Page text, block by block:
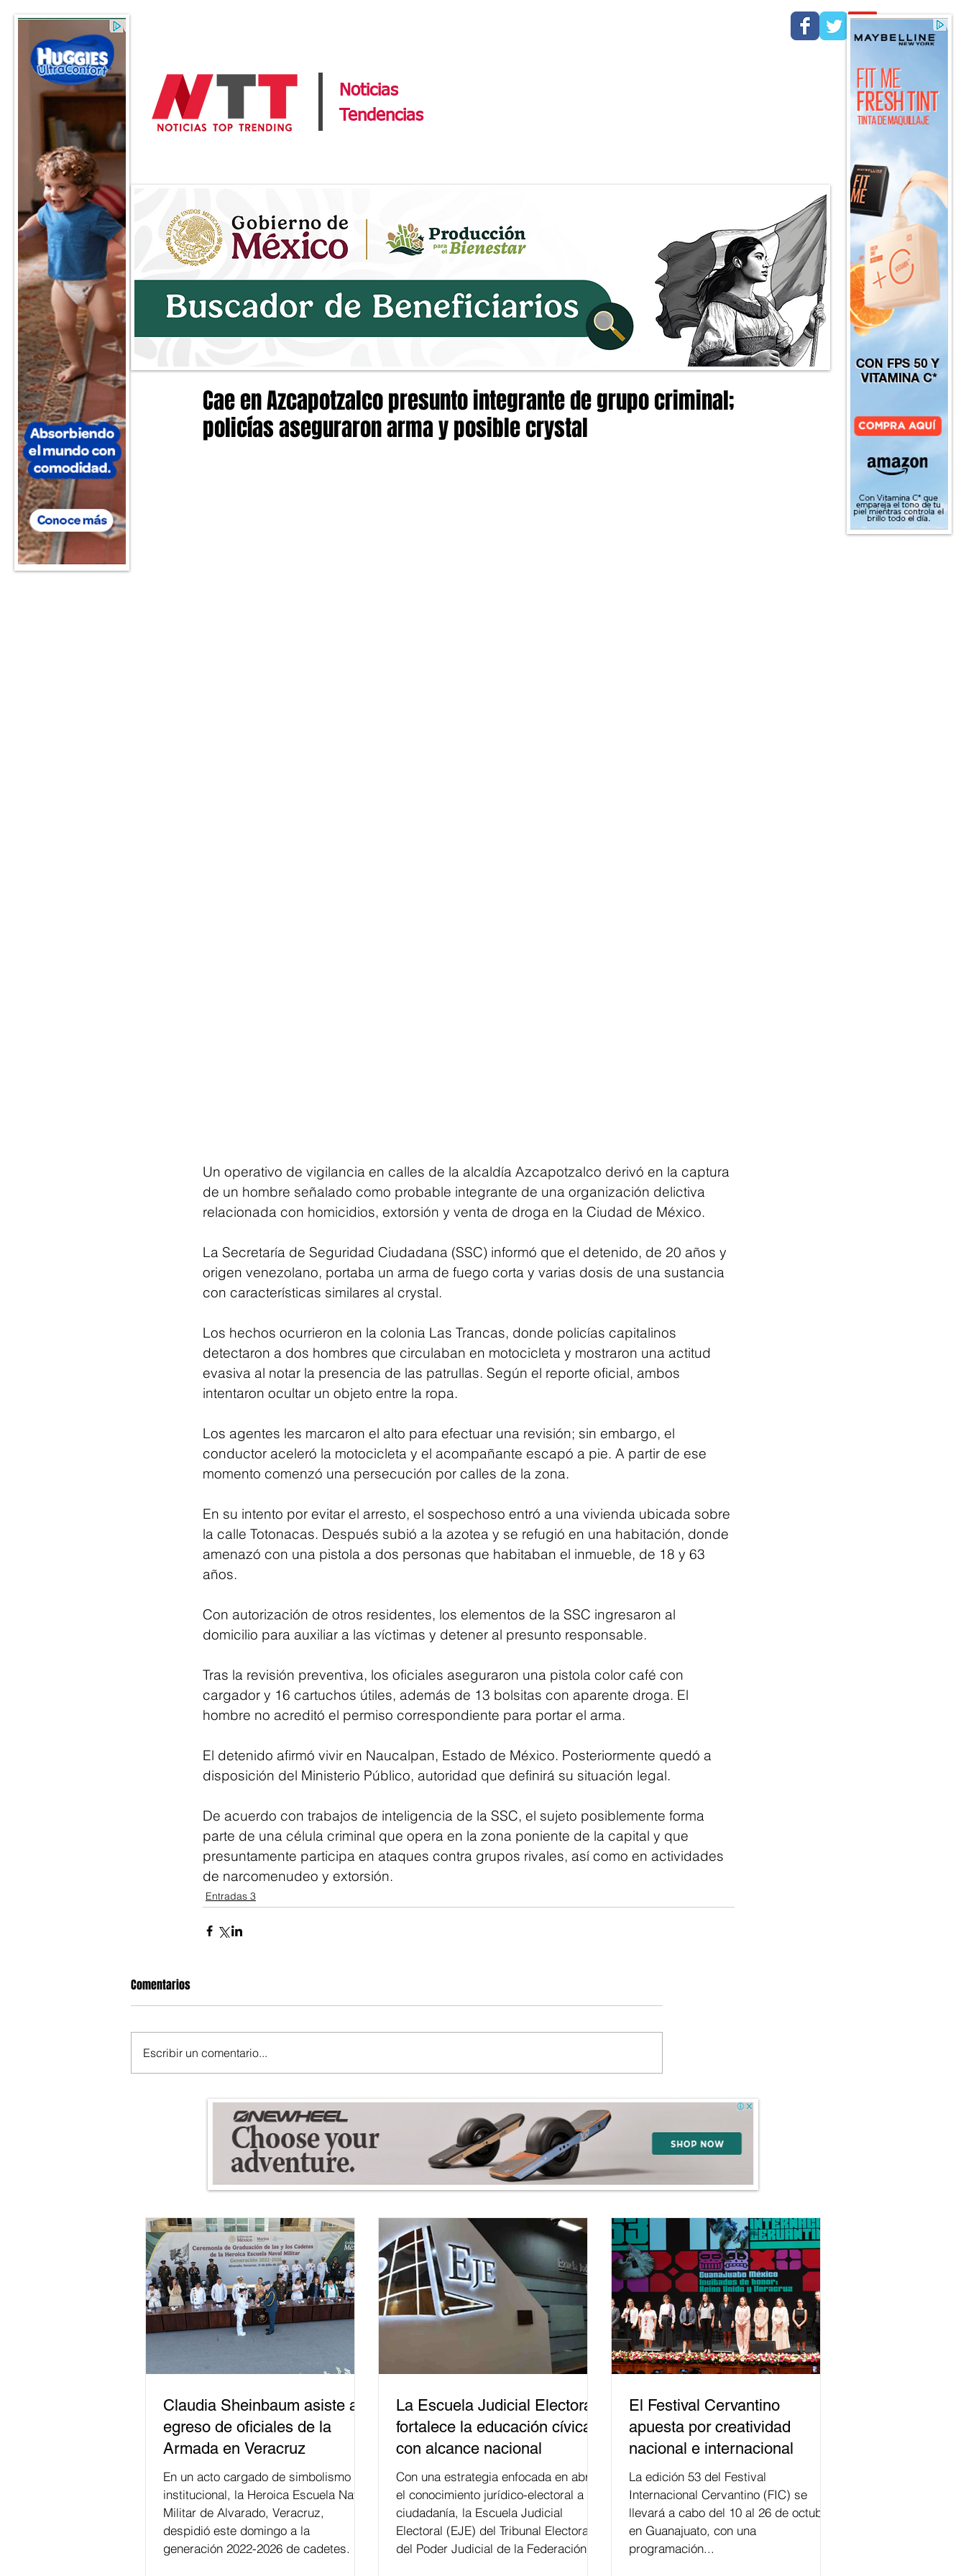
Noticias
Tendencias
Cae en Azcapotzalco presunto integrante de grupo criminal;
policías aseguraron arma y posible crystal
Un operativo de vigilancia en calles de la alcaldía Azcapotzalco derivó en la captura
de un hombre señalado como probable integrante de una organización delictiva
relacionada con homicidios, extorsión y venta de droga en la Ciudad de México.
La Secretaría de Seguridad Ciudadana (SSC) informó que el detenido, de 20 años y
origen venezolano, portaba un arma de fuego corta y varias dosis de una sustancia
con características similares al crystal.
Los hechos ocurrieron en la colonia Las Trancas, donde policías capitalinos
detectaron a dos hombres que circulaban en motocicleta y mostraron una actitud
evasiva al notar la presencia de las patrullas. Según el reporte oficial, ambos
intentaron ocultar un objeto entre la ropa.
Los agentes les marcaron el alto para efectuar una revisión; sin embargo, el
conductor aceleró la motocicleta y el acompañante escapó a pie. A partir de ese
momento comenzó una persecución por calles de la zona.
En su intento por evitar el arresto, el sospechoso entró a una vivienda ubicada sobre
la calle Totonacas. Después subió a la azotea y se refugió en una habitación, donde
amenazó con una pistola a dos personas que habitaban el inmueble, de 18 y 63
años.
Con autorización de otros residentes, los elementos de la SSC ingresaron al
domicilio para auxiliar a las víctimas y detener al presunto responsable.
Tras la revisión preventiva, los oficiales aseguraron una pistola color café con
cargador y 16 cartuchos útiles, además de 13 bolsitas con aparente droga. El
hombre no acreditó el permiso correspondiente para portar el arma.
El detenido afirmó vivir en Naucalpan, Estado de México. Posteriormente quedó a
disposición del Ministerio Público, autoridad que definirá su situación legal.
De acuerdo con trabajos de inteligencia de la SSC, el sujeto posiblemente forma
parte de una célula criminal que opera en la zona poniente de la capital y que
presuntamente participa en ataques contra grupos rivales, así como en actividades
de narcomenudeo y extorsión.
Entradas 3
Comentarios
Escribir un comentario...
Claudia Sheinbaum asiste a
egreso de oficiales de la
Armada en Veracruz
En un acto cargado de simbolismo
institucional, la Heroica Escuela Naval
Militar de Alvarado, Veracruz,
despidió este domingo a la
generación 2022-2026 de cadetes.
La Escuela Judicial Electoral
fortalece la educación cívica
con alcance nacional
Con una estrategia enfocada en abrir
el conocimiento jurídico-electoral a la
ciudadanía, la Escuela Judicial
Electoral (EJE) del Tribunal Electoral
del Poder Judicial de la Federación ha
El Festival Cervantino
apuesta por creatividad
nacional e internacional
La edición 53 del Festival
Internacional Cervantino (FIC) se
llevará a cabo del 10 al 26 de octubre
en Guanajuato, con una
programación...